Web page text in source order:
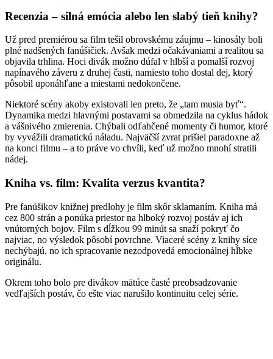
Recenzia – silná emócia alebo len slabý tieň knihy?
Už pred premiérou sa film tešil obrovskému záujmu – kinosály boli
plné nadšených fanúšičiek. Avšak medzi očakávaniami a realitou sa
objavila trhlina. Hoci divák možno dúfal v hlbší a pomalší rozvoj
napínavého záveru z druhej časti, namiesto toho dostal dej, ktorý
pôsobil uponáhľane a miestami nedokončene.
Niektoré scény akoby existovali len preto, že „tam musia byť“.
Dynamika medzi hlavnými postavami sa obmedzila na cyklus hádok
a vášnivého zmierenia. Chýbali odľahčené momenty či humor, ktoré
by vyvážili dramatickú náladu. Najväčší zvrat prišiel paradoxne až
na konci filmu – a to práve vo chvíli, keď už možno mnohí stratili
nádej.
Kniha vs. film: Kvalita verzus kvantita?
Pre fanúšikov knižnej predlohy je film skôr sklamaním. Kniha má
cez 800 strán a ponúka priestor na hlboký rozvoj postáv aj ich
vnútorných bojov. Film s dĺžkou 99 minút sa snaží pokryť čo
najviac, no výsledok pôsobí povrchne. Viaceré scény z knihy síce
nechýbajú, no ich spracovanie nezodpovedá emocionálnej hĺbke
originálu.
Okrem toho bolo pre divákov mätúce časté preobsadzovanie
vedľajších postáv, čo ešte viac narušilo kontinuitu celej série.